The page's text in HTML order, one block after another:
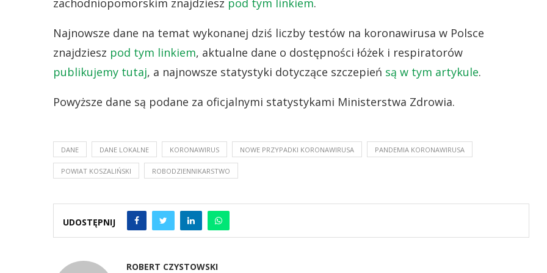
zachodniopomorskim znajdziesz pod tym linkiem.
Najnowsze dane na temat wykonanej dziś liczby testów na koronawirusa w Polsce
znajdziesz pod tym linkiem, aktualne dane o dostępności łóżek i respiratorów
publikujemy tutaj, a najnowsze statystyki dotyczące szczepień są w tym artykule.
Powyższe dane są podane za oficjalnymi statystykami Ministerstwa Zdrowia.
DANE DANE LOKALNE KORONAWIRUS NOWE PRZYPADKI KORONAWIRUSA PANDEMIA KORONAWIRUSA
POWIAT KOSZALIŃSKI ROBODZIENNIKARSTWO
UDOSTĘPNIJ
ROBERT CZYSTOWSKI